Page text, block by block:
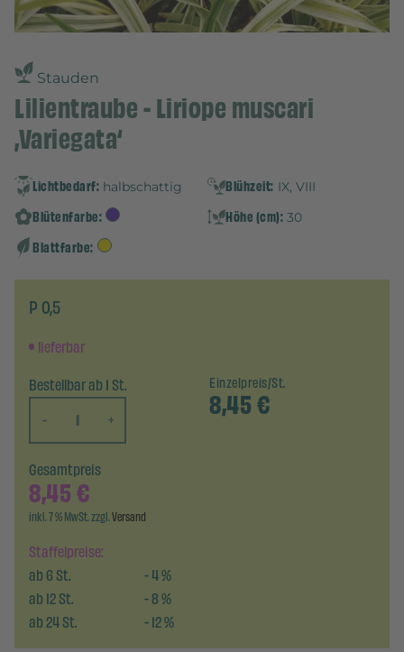
Stauden
Lilientraube - Liriope muscari
‚Variegata‘
Lichtbedarf: halbschattig Blühzeit: IX, VIII
Blütenfarbe: Höhe (cm): 30
Blattfarbe:
P 0,5
lieferbar
Bestellbar ab 1 St.
-
+
Einzelpreis/St.
8,45€
Staffelpreise:
ab6St. -4%
ab12St. -8%
ab24St. -12%
Gesamtpreis
8,45€
inkl. 7 % MwSt. zzgl.Versand